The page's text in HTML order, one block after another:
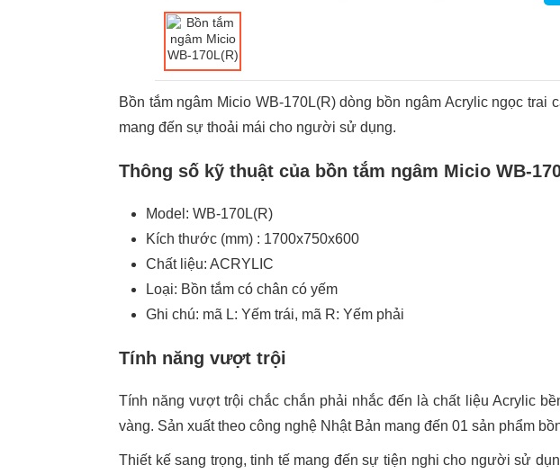
Bồn tắm ngâm Micio WB-170L(R) dòng bồn ngâm Acrylic ngọc
mang đến sự thoải mái cho người sử dụng.
Thông số kỹ thuật của bồn tắm ngâm Micio WB-
Model: WB-170L(R)
Kích thước (mm) : 1700x750x600
Chất liệu: ACRYLIC
Loại: Bồn tắm có chân có yếm
Ghi chú: mã L: Yếm trái, mã R: Yếm phải
Tính năng vượt trội
Tính năng vượt trội chắc chắn phải nhắc đến là chất liệu Acrylic
vàng. Sản xuất theo công nghệ Nhật Bản mang đến 01 sản phẩm
Thiết kế sang trọng, tinh tế mang đến sự tiện nghi cho người sử